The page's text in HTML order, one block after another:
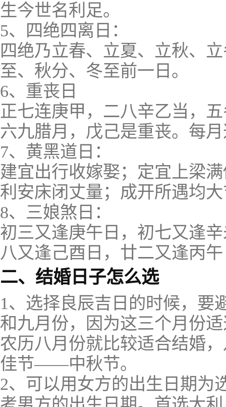
生今世名利足。
5、四绝四离日：
四绝乃立春、立夏、立秋、
至、秋分、冬至前一日。
6、重丧日
正七连庚甲，二八辛乙当，
六九腊月，戊己是重丧。每
7、黄黑道日：
建宜出行收嫁娶；定宜上梁
利安床闭丈量；成开所遇均
8、三娘煞日：
初三又逢庚午日，初七又逢
八又逢己酉日，廿二又逢丙
二、结婚日子怎么选
1、选择良辰吉日的时候，要
和九月份，因为这三个月份
农历八月份就比较适合结婚
佳节——中秋节。
2、可以用女方的出生日期为